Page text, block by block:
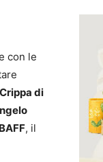
con le
di
BAFF, il